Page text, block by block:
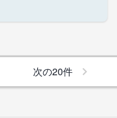
次の20件